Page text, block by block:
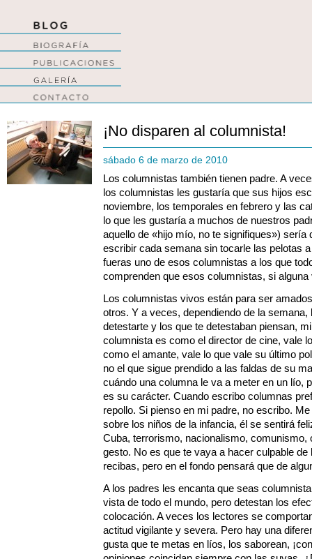
¡No disparen al columnista!
sábado 6 de marzo de 2010
Los columnistas también tienen padre. A
los columnistas les gustaría que sus hijos
noviembre, los temporales en febrero y las
lo que les gustaría a muchos de nuestros
aquello de «hijo mío, no te signifiques») sería
escribir cada semana sin tocarle las pelotas
fueras uno de esos columnistas a los que
comprenden que esos columnistas, si
Los columnistas vivos están para ser
otros. Y a veces, dependiendo de la
detestarte y los que te detestaban piensan,
columnista es como el director de cine, vale
como el amante, vale lo que vale su último
no el que sigue prendido a las faldas de su
cuándo una columna le va a meter en un lío,
es su carácter. Cuando escribo columnas
repollo. Si pienso en mi padre, no escribo.
sobre los niños de la infancia, él se sentirá
Cuba, terrorismo, nacionalismo, comunismo,
gesto. No es que te vaya a hacer culpable
recibas, pero en el fondo pensará que de
A los padres les encanta que seas
vista de todo el mundo, pero detestan los
colocación. A veces los lectores se
actitud vigilante y severa. Pero hay una
gusta que te metas en líos, los saborean,